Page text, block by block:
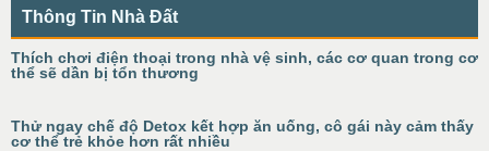
Thông Tin Nhà Đất
Thích chơi điện thoại trong nhà vệ sinh, các cơ quan trong cơ
thể sẽ dần bị tổn thương
Thử ngay chế độ Detox kết hợp ăn uống, cô gái này cảm thấy
cơ thể trẻ khỏe hơn rất nhiều